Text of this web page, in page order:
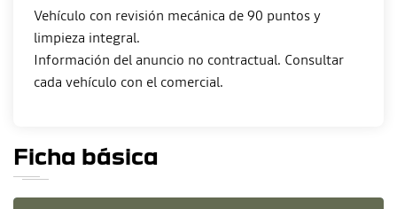
Vehículo con revisión mecánica de 90 puntos y
limpieza integral.
Información del anuncio no contractual. Consultar
Ficha básica